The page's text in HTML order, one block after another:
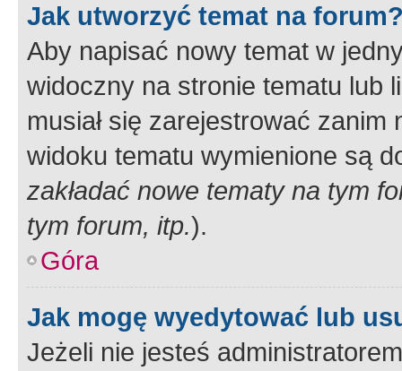
Jak utworzyć temat na
Aby napisać nowy temat w
widoczny na stronie tematu lub
musiał się zarejestrować
widoku tematu wymienione są
zakładać nowe tematy na tym
tym forum, itp.).
Góra
Jak mogę wyedytować lub
Jeżeli nie jesteś